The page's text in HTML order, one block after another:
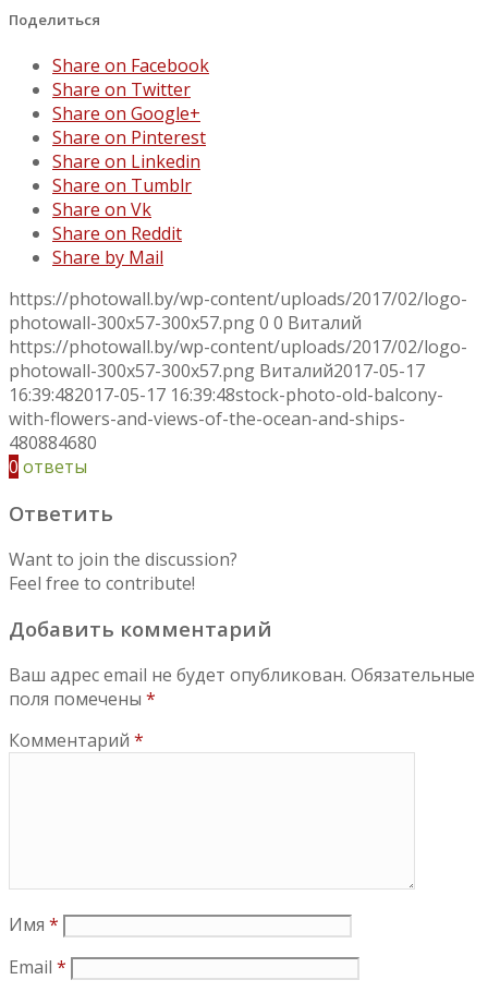
Поделиться
Share on Facebook
Share on Twitter
Share on Google+
Share on Pinterest
Share on Linkedin
Share on Tumblr
Share on Vk
Share on Reddit
Share by Mail
https://photowall.by/wp-content/uploads/2017/02/logo-
photowall-300x57-300x57.png0 0 Виталий
https://photowall.by/wp-content/uploads/2017/02/logo-
photowall-300x57-300x57.png Виталий2017-05-17
16:39:482017-05-17 16:39:48stock-photo-old-balcony-
with-flowers-and-views-of-the-ocean-and-ships-
480884680
0 ответы
Ответить
Want to join the discussion?
Feel free to contribute!
Добавить комментарий
Ваш адрес email не будет опубликован. Обязательные
поля помечены *
Комментарий *
Имя *
Email *